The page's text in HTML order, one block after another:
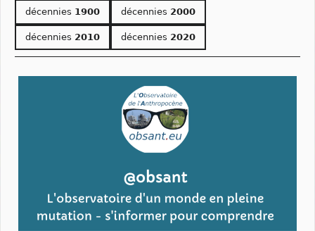
décennies 1900 décennies 2000
décennies 2010 décennies 2020